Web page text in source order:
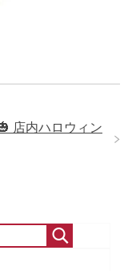
店内ハロウィン